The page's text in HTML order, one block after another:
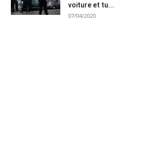
voiture et tu...
07/04/2020